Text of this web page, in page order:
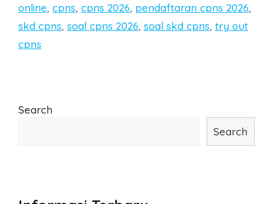
online, cpns, cpns 2026, pendaftaran cpns 2026,
skd cpns, soal cpns 2026, soal skd cpns, try out
cpns
Search
Search